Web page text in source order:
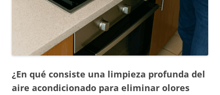
¿En qué consiste una limpieza profunda del
aire acondicionado para eliminar olores